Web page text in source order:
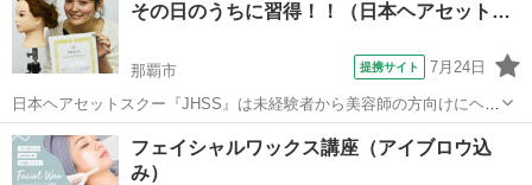
その日のうちに習得！！（日本ヘアセット…
那覇市 提携サイト 7月24日
日本ヘアセットスクー『JHSS』は未経験者から美容師の方向けにヘア
セットの専門知識・技術を指導しているスクールです！ 長期～短期ま
でコースを幅広くご用意しておりますので自分に合ったコースを受講
出来ます！ 何から始めたらいい...
沖縄 那覇市 その他
フェイシャルワックス講座（アイブロウ込
み）